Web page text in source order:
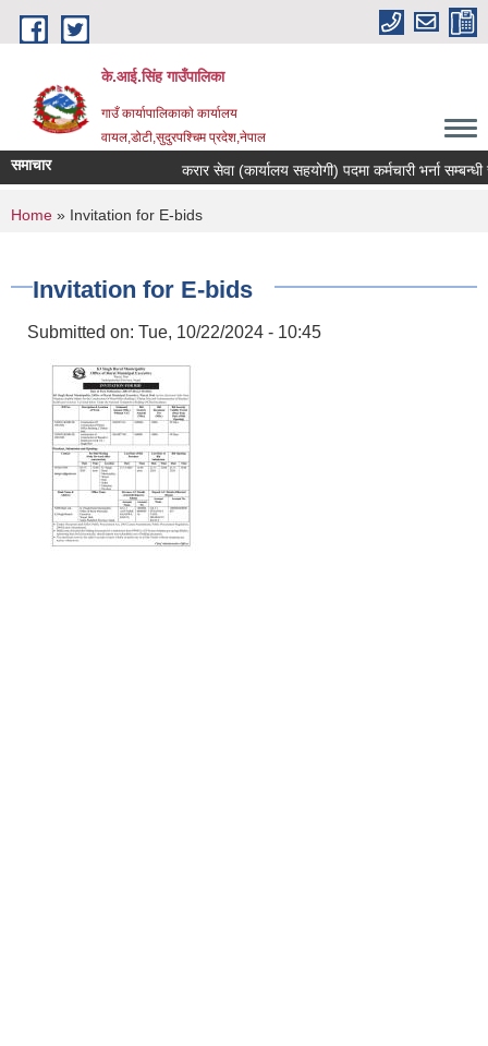
Skip to main content
के.आई.सिंह गाउँपालिका
गाउँ कार्यापालिकाकाे कार्यालय
वायल,डोटी,सुदुरपश्चिम प्रदेश,नेपाल
समाचार करार सेवा (कार्यालय सहयोगी) पदमा कर्मचारी भर्ना सम्बन्धी
You are here
Home » Invitation for E-bids
Invitation for E-bids
Submitted on: Tue, 10/22/2024 - 10:45